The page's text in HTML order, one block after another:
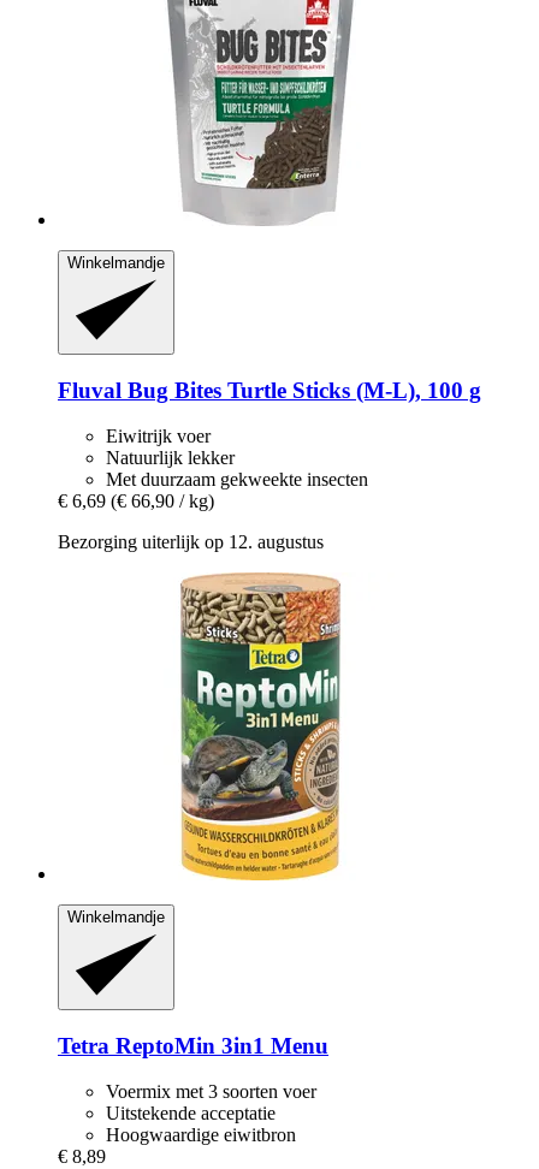
Winkelmandje
Fluval Bug Bites Turtle Sticks (M-​L), 100 g
Eiwitrijk voer
Natuurlijk lekker
Met duurzaam gekweekte insecten
€ 6,69 (€ 66,90 / kg)
Bezorging uiterlijk op 12. augustus
Winkelmandje
Tetra ReptoMin 3in1 Menu
Voermix met 3 soorten voer
Uitstekende acceptatie
Hoogwaardige eiwitbron
€ 8,89